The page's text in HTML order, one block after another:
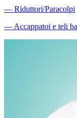
― Riduttori/Paracolpi
―Accappatoi e teli